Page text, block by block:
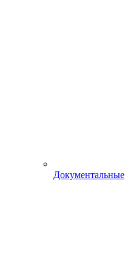
Документальные